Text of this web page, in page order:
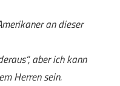
an dieser
aber ich kann
Herren sein.